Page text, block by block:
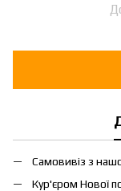
Самовивіз з
Кур'єром Нової